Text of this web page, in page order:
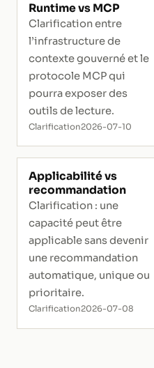
Runtime vs MCP
Clarification entre
l’infrastructure de
contexte gouverné et le
protocole MCP qui
pourra exposer des
outils de lecture.
Clarification2026-07-10
Applicabilité vs
recommandation
Clarification : une
capacité peut être
applicable sans devenir
une recommandation
automatique, unique ou
prioritaire.
Clarification2026-07-08